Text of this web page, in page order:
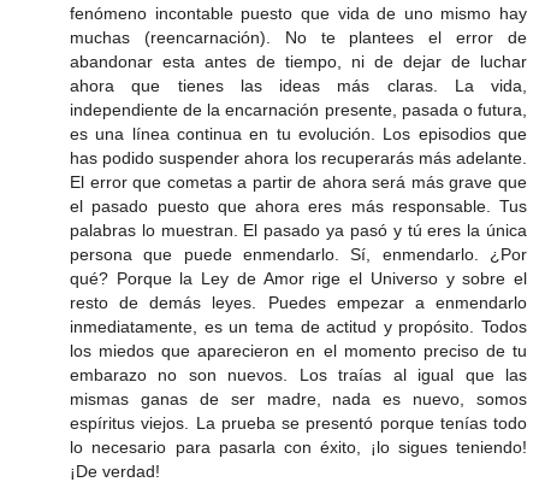
fenómeno incontable puesto que vida de uno mismo hay
muchas (reencarnación). No te plantees el error de
abandonar esta antes de tiempo, ni de dejar de luchar
ahora que tienes las ideas más claras. La vida,
independiente de la encarnación presente, pasada o futura,
es una línea continua en tu evolución. Los episodios que
has podido suspender ahora los recuperarás más adelante.
El error que cometas a partir de ahora será más grave que
el pasado puesto que ahora eres más responsable. Tus
palabras lo muestran. El pasado ya pasó y tú eres la única
persona que puede enmendarlo. Sí, enmendarlo. ¿Por
qué? Porque la Ley de Amor rige el Universo y sobre el
resto de demás leyes. Puedes empezar a enmendarlo
inmediatamente, es un tema de actitud y propósito. Todos
los miedos que aparecieron en el momento preciso de tu
embarazo no son nuevos. Los traías al igual que las
mismas ganas de ser madre, nada es nuevo, somos
espíritus viejos. La prueba se presentó porque tenías todo
lo necesario para pasarla con éxito, ¡lo sigues teniendo!
¡De verdad!